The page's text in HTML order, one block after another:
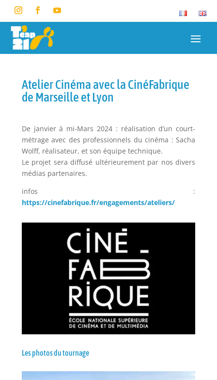
Atelier Cinéma avec la CinéFabrique
de Marseille et Lyon
De janvier à mi-Mars 2024 : réalisation d’un court-
métrage avec des professionnels du cinéma : Sacha
Wolff, réalisateur, et son équipe technique.
Le projet sera diffusé ultérieurement par nos divers
médias partenaires.
infos :
https://cinefabrique.fr/engagements/ateliers/
Les photos du tournage